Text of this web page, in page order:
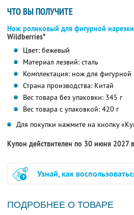
ЧТО ВЫ ПОЛУЧИТЕ
Нож роликовый для фигурной нарезки
Wildberries*
Цвет: бежевый
Материал лезвий: сталь
Комплектация: нож для фигурной
Страна производства: Китай
Вес товара без упаковки: 345 г
Вес товара с упаковкой: 420 г
Для покупки нажмите на кнопку
Купон действителен по 30 июня 2027
Узнай, как
ПОДРОБНЕЕ О ТОВАРЕ